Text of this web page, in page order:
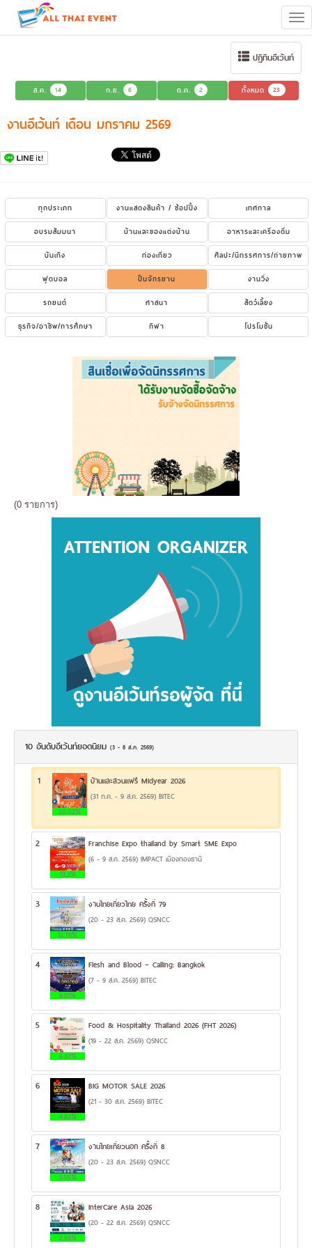
ปฏิทินอีเว้นท์
ส.ค. 14 ก.ย. 6 ต.ค. 2 ทั้งหมด 23
งานอีเว้นท์ เดือน มกราคม 2569
ทุกประเภท งานแสดงสินค้า / ช้อปปิ้ง
เทศกาล
อบรมสัมมนา
บ้านและของแต่งบ้าน
อาหารและเครื่องดื่ม
บันเทิง
ท่องเที่ยว
ศิลปะ/นิทรรศการ/ถ่ายภาพ
ฟุตบอล
ปั่นจักรยาน
งานวิ่ง
รถยนต์
ศาสนา
สัตว์เลี้ยง
ธุรกิจ/อาชีพ/การศึกษา
กีฬา โปรโมชั่น
(0 รายการ)
10 อันดับอีเว้นท์ยอดนิยม (3 - 8 ส.ค. 2569)
1
20.02%
บ้านและสวนแฟร์ Midyear 2026
(31 ก.ค. - 9 ส.ค. 2569) BITEC
2
13.3%
Franchise Expo thailand by Smart SME Expo
(6 - 9 ส.ค. 2569) IMPACT เมืองทองธานี
3
12.78%
งานไทยเที่ยวไทย ครั้งที่ 79
(20 - 23 ส.ค. 2569) QSNCC
4
8.01%
Flesh and Blood – Calling: Bangkok
(7 - 9 ส.ค. 2569) BITEC
5
6.32%
Food & Hospitality Thailand 2026 (FHT 2026)
(19 - 22 ส.ค. 2569) QSNCC
6
4.82%
BIG MOTOR SALE 2026
(21 - 30 ส.ค. 2569) BITEC
7
3.55%
งานไทยเที่ยวนอก ครั้งที่ 8
(20 - 23 ส.ค. 2569) QSNCC
8
2.93%
InterCare Asia 2026
(20 - 22 ส.ค. 2569) QSNCC